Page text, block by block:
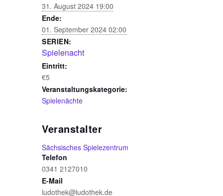
31. August 2024 19:00
Ende:
01. September 2024 02:00
SERIEN:
Spielenacht
Eintritt:
€5
Veranstaltungskategorie:
Spielenächte
Veranstalter
Sächsisches Spielezentrum
Telefon
0341 2127010
E-Mail
ludothek@ludothek.de